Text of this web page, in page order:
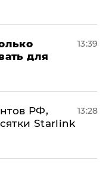
для
13:39
РФ,
Starlink
13:28